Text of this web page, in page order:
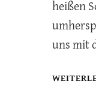
heißen
uns mit